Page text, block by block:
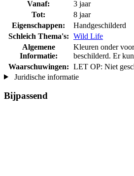
Vanaf:
3 jaar
Tot:
8 jaar
Eigenschappen:
Handgeschilderd
Schleich Thema's: Wild Life
Algemene
Informatie:
Kleuren onder
beschilderd. Er
Waarschuwingen: LET OP: Niet
Juridische informatie
Bijpassend